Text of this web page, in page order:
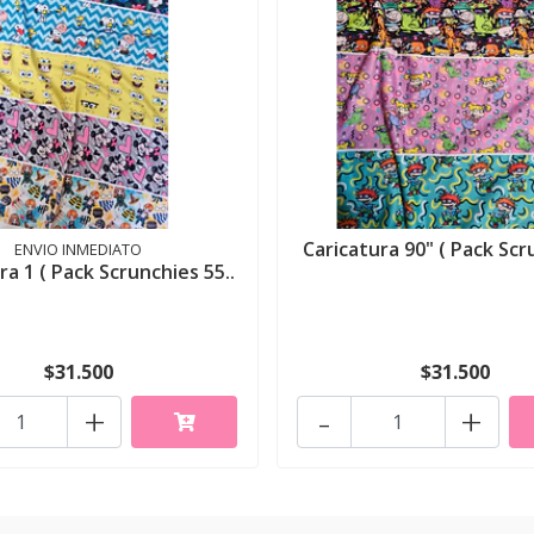
ENVIO INMEDIATO
1 ( Pack Scrunchies 55..
$31.500
+
Caricatura 90" ( Pack
$31.500
+
-